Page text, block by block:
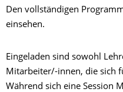
Den vollständigen
einsehen.
Eingeladen sind sowohl
Mitarbeiter/-innen, die sich
Während sich eine Session